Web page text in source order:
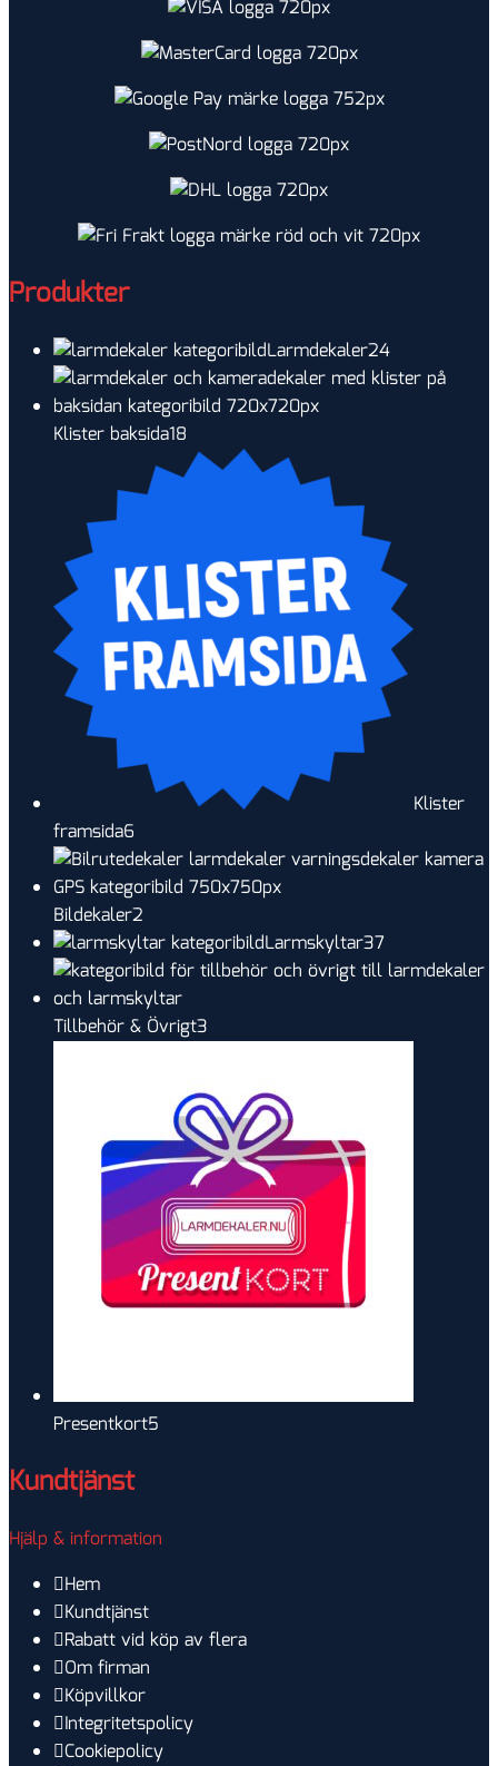
Produkter
Larmdekaler2424
produkter
Klister baksida18
produkter
Klister
framsida6
produkter
Bildekaler2
produkter
Larmskyltar37
produkter
Tillbehör & Övrigt3
Presentkort5
Kundtjänst
Hjälp & information
Hem
Kundtjänst
Rabatt vid köp av flera
Om firman
Köpvillkor
Integritetspolicy
Cookiepolicy